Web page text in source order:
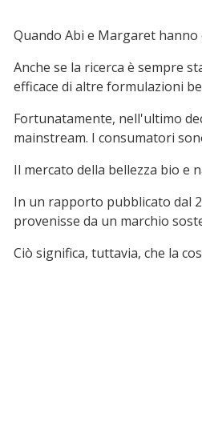
Quando Abi e Margaret hanno
Anche se la ricerca è sempre
efficace di altre formulazioni
Fortunatamente, nell'ultimo
mainstream. I consumatori
Il mercato della bellezza bio e
In un rapporto pubblicato dal
provenisse da un marchio
Ciò significa, tuttavia, che la